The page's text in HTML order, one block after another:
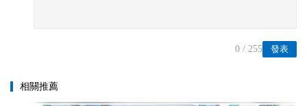
發表
0 / 255
相關推薦